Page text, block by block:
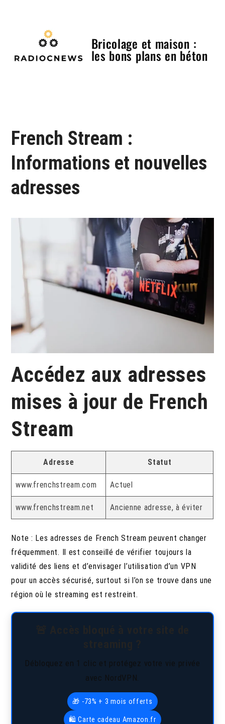
Bricolage et maison :
les bons plans en béton
French Stream :
Informations et nouvelles
adresses
Accédez aux adresses
mises à jour de French
Stream
Adresse Statut
www.frenchstream.com Actuel
www.frenchstream.net Ancienne adresse, à éviter
Note : Les adresses de French Stream peuvent changer
fréquemment. Il est conseillé de vérifier toujours la
validité des liens et d’envisager l’utilisation d’un VPN
pour un accès sécurisé, surtout si l’on se trouve dans une
région où le streaming est restreint.
Débloquez en 1 clic et protégez votre vie privée
avec NordVPN.
🎁 -73% + 3 mois offerts
🛍️ Carte cadeau Amazon.fr